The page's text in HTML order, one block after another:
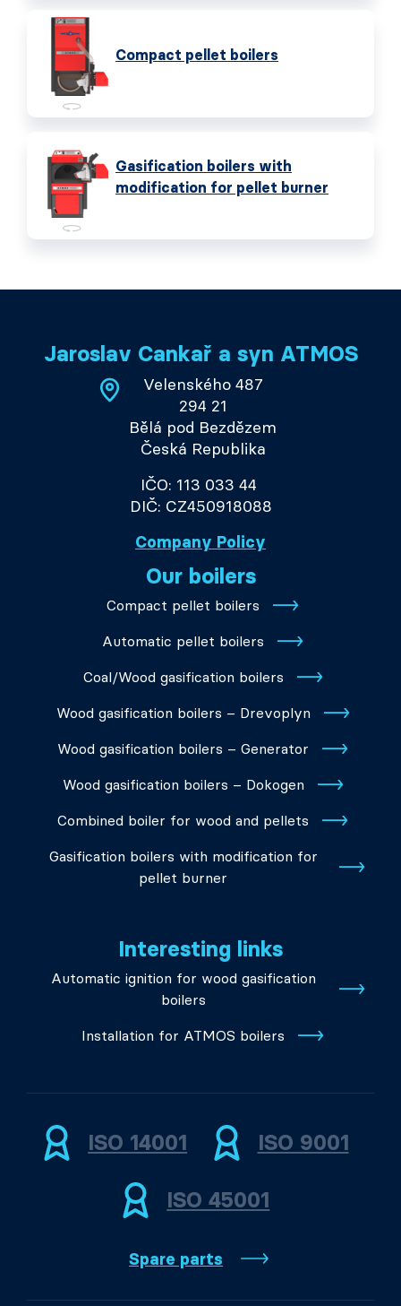
Compact pellet boilers
Gasification boilers with
modification for pellet burner
Jaroslav Cankař a syn ATMOS
Velenského 487
294 21
Bělá pod Bezdězem
Česká Republika
IČO: 113 033 44
DIČ: CZ450918088
Company Policy
Our boilers
Compact pellet boilers
Automatic pellet boilers
Coal/Wood gasification boilers
Wood gasification boilers – Drevoplyn
Wood gasification boilers – Generator
Wood gasification boilers – Dokogen
Combined boiler for wood and pellets
Gasification boilers with modification for
pellet burner
Interesting links
Automatic ignition for wood gasification
boilers
Installation for ATMOS boilers
ISO 14001 ISO 9001
ISO 45001
Spare parts